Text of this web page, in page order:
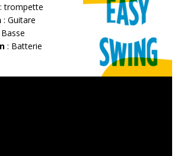
: trompette
: Guitare
: Batterie